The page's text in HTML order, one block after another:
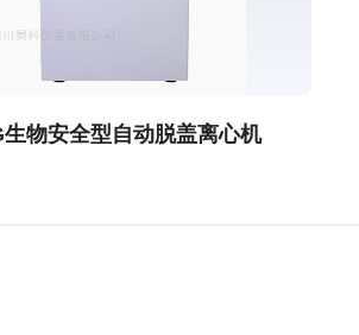
生物安全型自动脱盖离心机